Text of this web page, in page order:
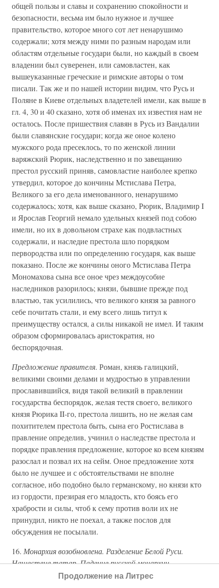
общей пользы и славы и сохранению спокойности и
безопасности, весьма им было нужное и лучшее
правительство, которое много сот лет ненарушимо
содержали; хотя между ними по разным народам или
областям отдельные государи были, но каждый в своем
владении был суверенен, или самовластен, как
вышеуказанные греческие и римские авторы о том
писали. Так же и по нашей истории видим, что Русь и
Поляне в Киеве отдельных владетелей имели, как выше в
гл. 4, 30 и 40 сказано, хотя об именах их известия нам не
осталось. После пришествия славян в Русь из Вандалии
были славянские государи; когда же оное колено
мужского рода пресеклось, то по женской линии
варяжский Рюрик, наследственно и по завещанию
престол русский приняв, самовластие наиболее крепко
утвердил, которое до кончины Мстислава Петра,
Великого за его дела именованного, ненарушимо
содержалось; хотя, как выше сказано, Рюрик, Владимир I
и Ярослав Георгий немало удельных князей под собою
имели, но их в довольном страхе как подвластных
содержали, и наследие престола шло порядком
первородства или по определению государя, как выше
показано. После же кончины оного Мстислава Петра
Мономахова сына все оное чрез междоусобие
наследников разорилось; князи, бывшие прежде под
властью, так усилились, что великого князя за равного
себе почитать стали, и ему всего лишь титул к
преимуществу остался, а силы никакой не имел. И таким
образом сформировалась аристократия, но
беспорядочная.
Предложение правителя. Роман, князь галицкий,
великими своими делами и мудростью в управлении
прославившийся, видя такой великий в правлении
государства беспорядок, желая тестя своего, великого
князя Рюрика II-го, престола лишить, но не желая сам
похитителем престола быть, сына его Ростислава в
правление определив, учинил о наследстве престола и
порядке правления предложение, которое ко всем князям
разослал и позвал их на сейм. Оное предложение хотя
было не лучшее и с обстоятельствами не вполне
согласное, ибо подобно было германскому, но князи кто
из гордости, презирая его младость, кто боясь его
храбрости и силы, чтоб к сему против воли их не
принудил, никто не поехал, а также послов для
обсуждения не посылали.
16. Монархия возобновлена. Разделение Белой Руси.
Нашествие татар. Падение русской монархии.
. Всеволод Димитрий, князь великий Белой
Продолжение на Литрес